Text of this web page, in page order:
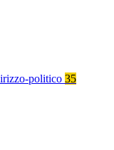
politico 35